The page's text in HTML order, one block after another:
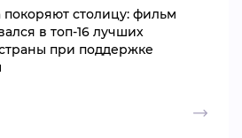
покоряют столицу: фильм
в топ-16 лучших
при поддержке